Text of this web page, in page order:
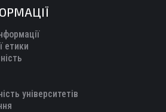
етики
університетів